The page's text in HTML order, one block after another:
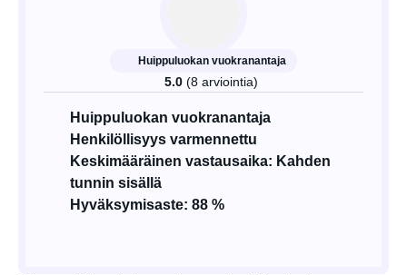
Huippuluokan vuokranantaja
5.0 (8 arviointia)
Huippuluokan vuokranantaja
Henkilöllisyys varmennettu
Keskimääräinen vastausaika: Kahden
tunnin sisällä
Hyväksymisaste: 88 %